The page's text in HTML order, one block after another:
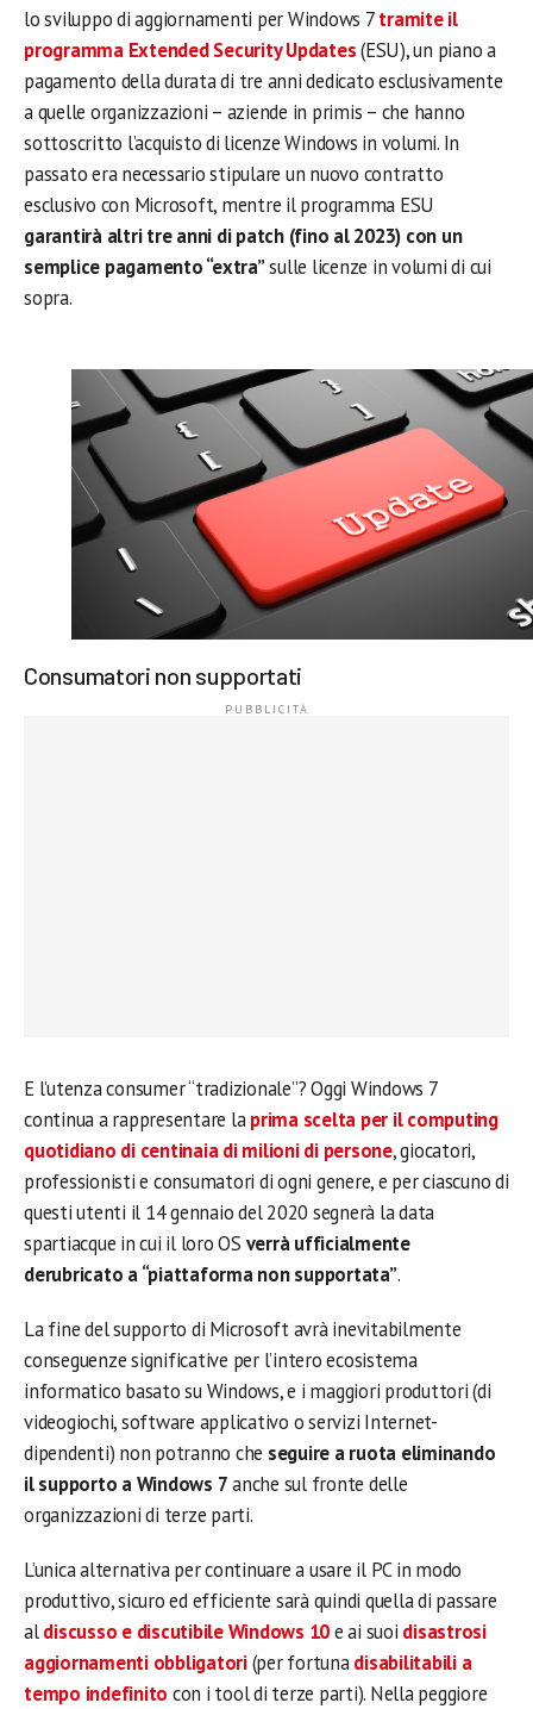
lo sviluppo di aggiornamenti per Windows 7tramite il
programma Extended Security Updates(ESU), un piano a
pagamento della durata di tre anni dedicato esclusivamente
a quelle organizzazioni – aziende in primis – che hanno
sottoscritto l’acquisto di licenze Windows in volumi. In
passato era necessario stipulare un nuovo contratto
esclusivo con Microsoft, mentre il programma ESU
garantirà altri tre anni di patch (fino al 2023) con un
semplice pagamento “extra”sulle licenze in volumi di cui
sopra.
Consumatori non supportati
E l’utenza consumer “tradizionale”? Oggi Windows 7
continua a rappresentare laprima scelta per il computing
quotidiano di centinaia di milioni di persone, giocatori,
professionisti e consumatori di ogni genere, e per ciascuno di
questi utenti il 14 gennaio del 2020 segnerà la data
spartiacque in cui il loro OS verrà ufficialmente
derubricato a “piattaforma non supportata”.
La fine del supporto di Microsoft avrà inevitabilmente
conseguenze significative per l’intero ecosistema
informatico basato su Windows, e i maggiori produttori (di
videogiochi, software applicativo o servizi Internet-
dipendenti) non potranno che seguire a ruota eliminando
il supporto a Windows 7anche sul fronte delle
organizzazioni di terze parti.
L’unica alternativa per continuare a usare il PC in modo
produttivo, sicuro ed efficiente sarà quindi quella di passare
aldiscusso e discutibile Windows 10e ai suoi disastrosi
aggiornamenti obbligatori(per fortunadisabilitabili a
tempo indefinito con i tool di terze parti). Nella peggiore